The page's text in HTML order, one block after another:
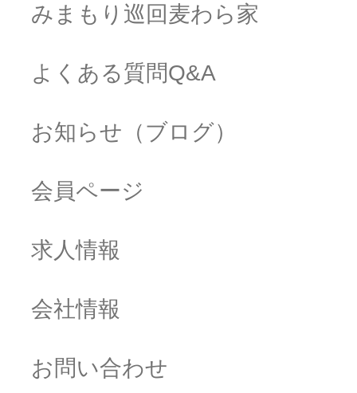
みまもり巡回麦わら家
よくある質問Q&A
お知らせ（ブログ）
会員ページ
求人情報
会社情報
お問い合わせ